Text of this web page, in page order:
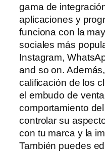
gama de
aplicaciones y
funciona con la
sociales más
Instagram,
and so on.
calificación de los
el embudo de
comportamiento
controlar su
con tu marca y la
También puedes